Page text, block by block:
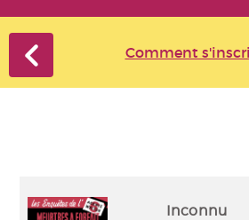
Comment
Inconnu